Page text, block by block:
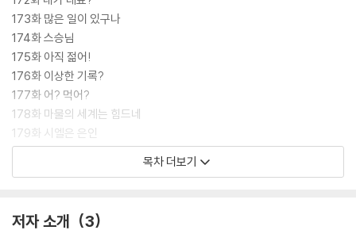
173화 많은 일이 있구나
174화 스승님
175화 아직 젊어!
176화 이상한 기록?
177화 어? 먹어?
178화 마물의 세계는 힘드네
179화 시엘은 은인
180화 진화? 성장?
184화 준비중
목차 더보기
저자 소개 3